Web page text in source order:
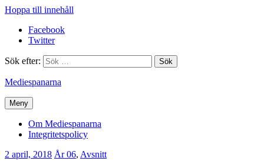
Hoppa till innehåll
Facebook
Twitter
Sök efter:
Mediespanarna
Meny
Om Mediespanarna
Integritetspolicy
2 april, 2018 Erik
År 06, Avsnitt